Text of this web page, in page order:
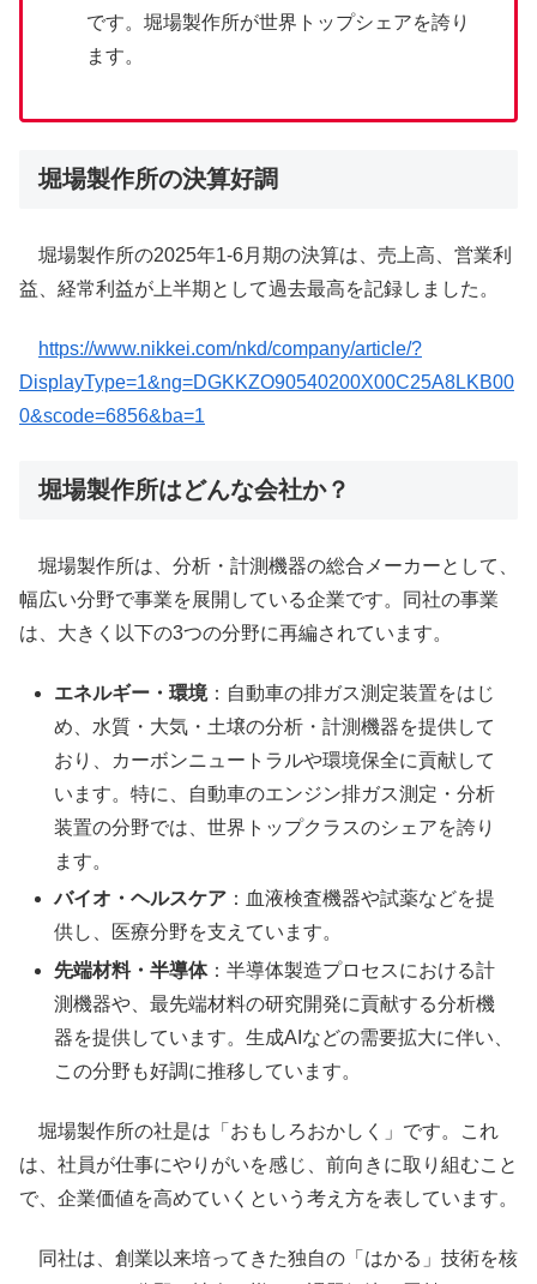
です。堀場製作所が世界トップシェアを誇り
ます。
堀場製作所の決算好調
堀場製作所の2025年1-6月期の決算は、売上高、営業利
益、経常利益が上半期として過去最高を記録しました。
https://www.nikkei.com/nkd/company/article/?
DisplayType=1&ng=DGKKZO90540200X00C25A8LKB00
0&scode=6856&ba=1
堀場製作所はどんな会社か？
堀場製作所は、分析・計測機器の総合メーカーとして、
幅広い分野で事業を展開している企業です。同社の事業
は、大きく以下の3つの分野に再編されています。
エネルギー・環境：自動車の排ガス測定装置をはじ
め、水質・大気・土壌の分析・計測機器を提供して
おり、カーボンニュートラルや環境保全に貢献して
います。特に、自動車のエンジン排ガス測定・分析
装置の分野では、世界トップクラスのシェアを誇り
ます。
バイオ・ヘルスケア ：血液検査機器や試薬などを提
供し、医療分野を支えています。
先端材料・半導体：半導体製造プロセスにおける計
測機器や、最先端材料の研究開発に貢献する分析機
器を提供しています。生成AIなどの需要拡大に伴い、
この分野も好調に推移しています。
堀場製作所の社是は「おもしろおかしく」です。これ
は、社員が仕事にやりがいを感じ、前向きに取り組むこと
で、企業価値を高めていくという考え方を表しています。
同社は、創業以来培ってきた独自の「はかる」技術を核